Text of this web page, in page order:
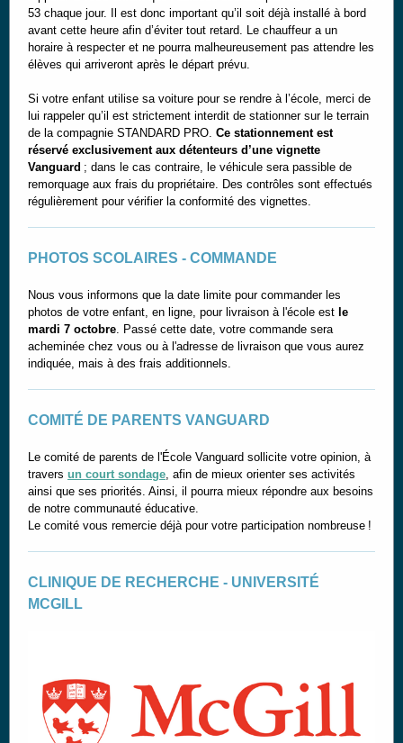
53 chaque jour. Il est donc important qu’il soit déjà installé à bord
avant cette heure afin d’éviter tout retard. Le chauffeur a un
horaire à respecter et ne pourra malheureusement pas attendre les
élèves qui arriveront après le départ prévu.
Si votre enfant utilise sa voiture pour se rendre à l’école, merci de
lui rappeler qu’il est strictement interdit de stationner sur le terrain
de la compagnie STANDARD PRO. Ce stationnement est
réservé exclusivement aux détenteurs d’une vignette
Vanguard ; dans le cas contraire, le véhicule sera passible de
remorquage aux frais du propriétaire. Des contrôles sont effectués
régulièrement pour vérifier la conformité des vignettes.
PHOTOS SCOLAIRES - COMMANDE
Nous vous informons que la date limite pour commander les
photos de votre enfant, en ligne, pour livraison à l'école est le
mardi 7 octobre. Passé cette date, votre commande sera
acheminée chez vous ou à l'adresse de livraison que vous aurez
indiquée, mais à des frais additionnels.
COMITÉ DE PARENTS VANGUARD
Le comité de parents de l'École Vanguard sollicite votre opinion, à
travers un court sondage, afin de mieux orienter ses activités
ainsi que ses priorités. Ainsi, il pourra mieux répondre aux besoins
de notre communauté éducative.
Le comité vous remercie déjà pour votre participation nombreuse !
CLINIQUE DE RECHERCHE - UNIVERSITÉ
MCGILL